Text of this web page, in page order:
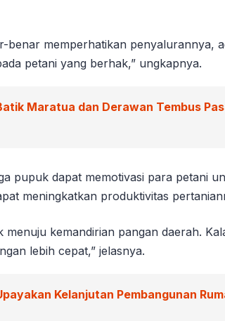
benar memperhatikan penyalurannya,
petani yang berhak,” ungkapnya.
Maratua dan Derawan Tembus
pupuk dapat memotivasi para petani
meningkatkan produktivitas
menuju kemandirian pangan daerah.
lebih cepat,” jelasnya.
Kelanjutan Pembangunan